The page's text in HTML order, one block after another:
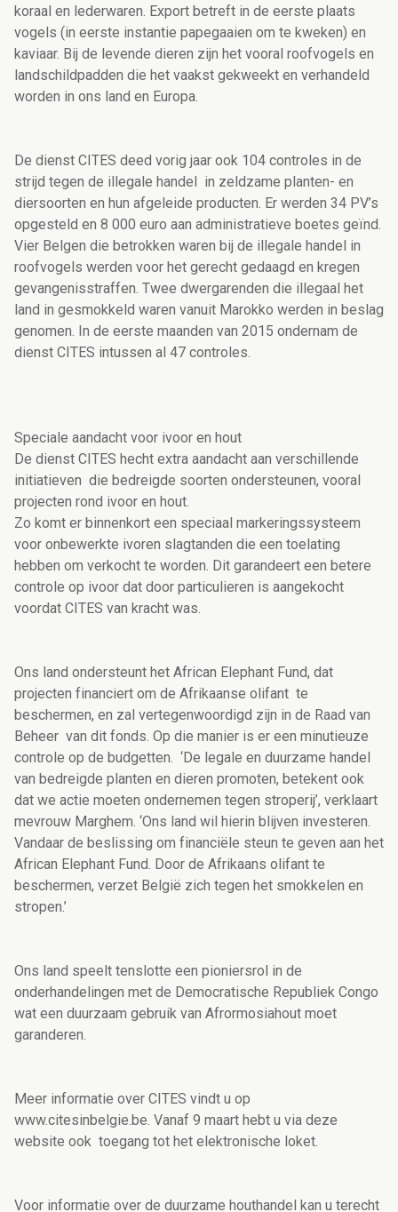
koraal en lederwaren. Export betreft in de eerste plaats
vogels (in eerste instantie papegaaien om te kweken) en
kaviaar. Bij de levende dieren zijn het vooral roofvogels en
landschildpadden die het vaakst gekweekt en verhandeld
worden in ons land en Europa.
De dienst CITES deed vorig jaar ook 104 controles in de
strijd tegen de illegale handel in zeldzame planten- en
diersoorten en hun afgeleide producten. Er werden 34 PV’s
opgesteld en 8 000 euro aan administratieve boetes geïnd.
Vier Belgen die betrokken waren bij de illegale handel in
roofvogels werden voor het gerecht gedaagd en kregen
gevangenisstraffen. Twee dwergarenden die illegaal het
land in gesmokkeld waren vanuit Marokko werden in beslag
genomen. In de eerste maanden van 2015 ondernam de
dienst CITES intussen al 47 controles.
Speciale aandacht voor ivoor en hout
De dienst CITES hecht extra aandacht aan verschillende
initiatieven die bedreigde soorten ondersteunen, vooral
projecten rond ivoor en hout.
Zo komt er binnenkort een speciaal markeringssysteem
voor onbewerkte ivoren slagtanden die een toelating
hebben om verkocht te worden. Dit garandeert een betere
controle op ivoor dat door particulieren is aangekocht
voordat CITES van kracht was.
Ons land ondersteunt het African Elephant Fund, dat
projecten financiert om de Afrikaanse olifant te
beschermen, en zal vertegenwoordigd zijn in de Raad van
Beheer van dit fonds. Op die manier is er een minutieuze
controle op de budgetten. ‘De legale en duurzame handel
van bedreigde planten en dieren promoten, betekent ook
dat we actie moeten ondernemen tegen stroperij’, verklaart
mevrouw Marghem. ‘Ons land wil hierin blijven investeren.
Vandaar de beslissing om financiële steun te geven aan het
African Elephant Fund. Door de Afrikaans olifant te
beschermen, verzet België zich tegen het smokkelen en
stropen.’
Ons land speelt tenslotte een pioniersrol in de
onderhandelingen met de Democratische Republiek Congo
wat een duurzaam gebruik van Afrormosiahout moet
garanderen.
Meer informatie over CITES vindt u op
www.citesinbelgie.be. Vanaf 9 maart hebt u via deze
website ook toegang tot het elektronische loket.
Voor informatie over de duurzame houthandel kan u terecht